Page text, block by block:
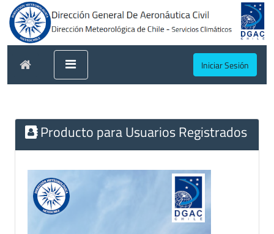
Iniciar Sesión
Producto para Usuarios Registrados